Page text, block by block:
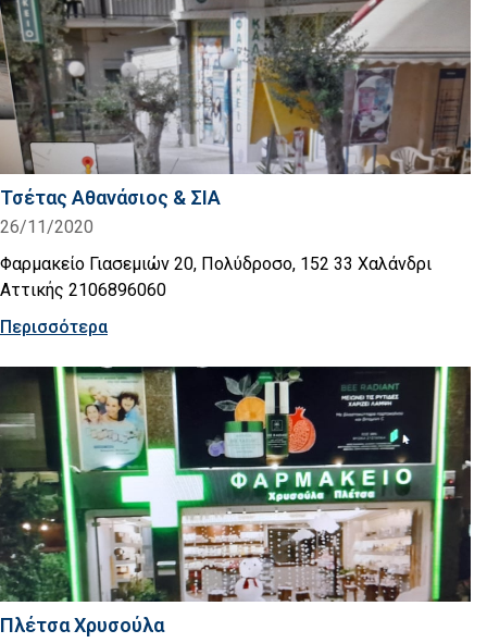
Τσέτας Αθανάσιος & ΣΙΑ
26/11/2020
Φαρμακείο Γιασεμιών 20, Πολύδροσο, 152 33 Χαλάνδρι
Αττικής 2106896060
Περισσότερα
Πλέτσα Χρυσούλα